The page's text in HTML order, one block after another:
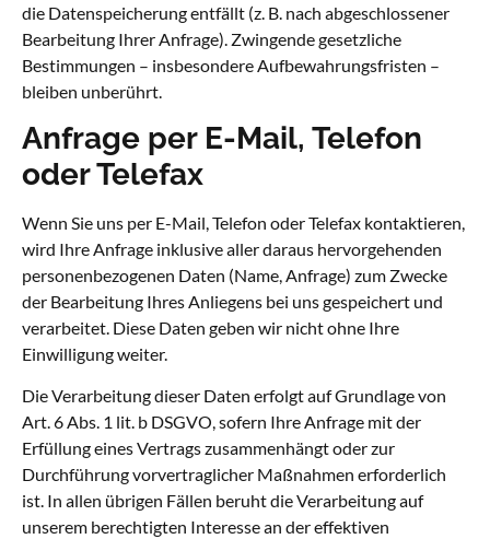
die Datenspeicherung entfällt (z. B. nach abgeschlossener
Bearbeitung Ihrer Anfrage). Zwingende gesetzliche
Bestimmungen – insbesondere Aufbewahrungsfristen –
bleiben unberührt.
Anfrage per E-Mail, Telefon
oder Telefax
Wenn Sie uns per E-Mail, Telefon oder Telefax kontaktieren,
wird Ihre Anfrage inklusive aller daraus hervorgehenden
personenbezogenen Daten (Name, Anfrage) zum Zwecke
der Bearbeitung Ihres Anliegens bei uns gespeichert und
verarbeitet. Diese Daten geben wir nicht ohne Ihre
Einwilligung weiter.
Die Verarbeitung dieser Daten erfolgt auf Grundlage von
Art. 6 Abs. 1 lit. b DSGVO, sofern Ihre Anfrage mit der
Erfüllung eines Vertrags zusammenhängt oder zur
Durchführung vorvertraglicher Maßnahmen erforderlich
ist. In allen übrigen Fällen beruht die Verarbeitung auf
unserem berechtigten Interesse an der effektiven